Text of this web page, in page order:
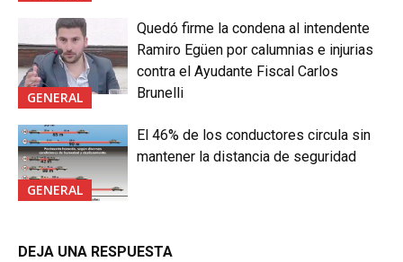
GENERAL
Quedó firme la condena al intendente
Ramiro Egüen por calumnias e injurias
contra el Ayudante Fiscal Carlos
Brunelli
GENERAL
El 46% de los conductores circula sin
mantener la distancia de seguridad
DEJA UNA RESPUESTA